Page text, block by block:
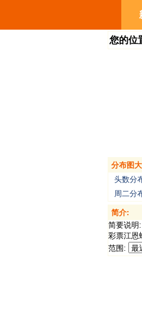
您的位
分布图
头数分
周二分
简介:
简要说明
彩票江恩
范围: